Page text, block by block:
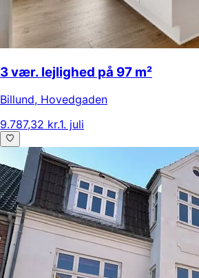
3 vær. lejlighed på 97 m²
Billund, Hovedgaden
9.787,32 kr.1. juli